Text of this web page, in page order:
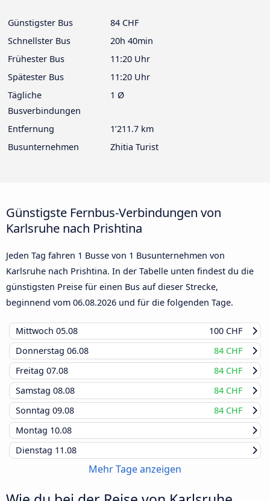
Günstigster Bus
84 CHF
Schnellster Bus
20h 40min
Frühester Bus
11:20 Uhr
Spätester Bus
11:20 Uhr
Tägliche
Busverbindungen
1 Ø
Entfernung
1’211.7 km
Busunternehmen
Zhitia Turist
Günstigste Fernbus-Verbindungen von
Karlsruhe nach Prishtina
Jeden Tag fahren 1 Busse von 1 Busunternehmen von
Karlsruhe nach Prishtina. In der Tabelle unten findest du die
günstigsten Preise für einen Bus auf dieser Strecke,
beginnend vom 06.08.2026 und für die folgenden Tage.
Mittwoch 05.08
100 CHF
Donnerstag 06.08
84 CHF
Freitag 07.08
84 CHF
Samstag 08.08
84 CHF
Sonntag 09.08
84 CHF
Montag 10.08
Dienstag 11.08
Mehr Tage anzeigen